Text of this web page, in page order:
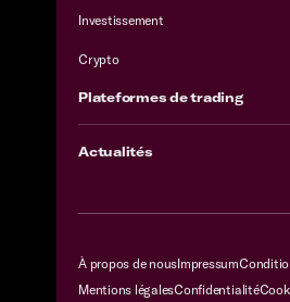
Investissement
Crypto
Plateformes de trading
Actualités
À propos de nousImpressum
Mentions légalesConfidentialité